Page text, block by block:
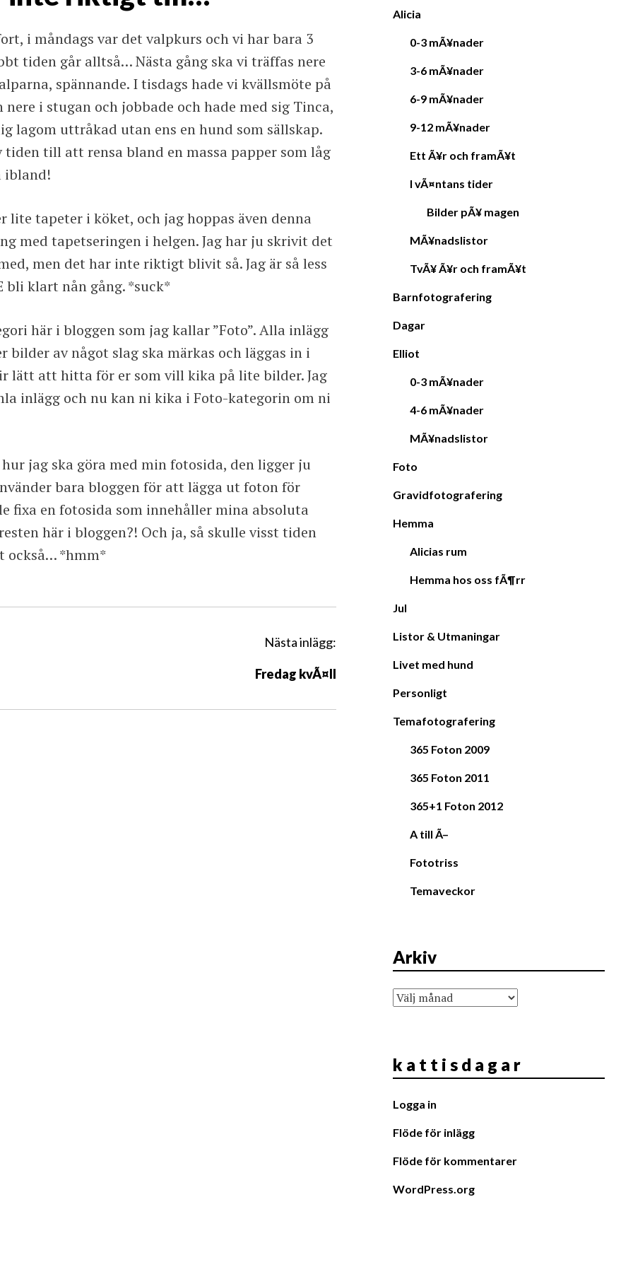
i måndags var det valpkurs och vi har bara 3
tiden går alltså… Nästa gång ska vi träffas nere
spännande. I tisdags hade vi kvällsmöte på
nere i stugan och jobbade och hade med sig Tinca,
lagom uttråkad utan ens en hund som sällskap.
tiden till att rensa bland en massa papper som låg
ibland!
lite tapeter i köket, och jag hoppas även denna
med tapetseringen i helgen. Jag har ju skrivit det
men det har inte riktigt blivit så. Jag är så less
bli klart nån gång. *suck*
här i bloggen som jag kallar ”Foto”. Alla inlägg
bilder av något slag ska märkas och läggas in i
lätt att hitta för er som vill kika på lite bilder. Jag
inlägg och nu kan ni kika i Foto-kategorin om ni
jag ska göra med min fotosida, den ligger ju
bara bloggen för att lägga ut foton för
fixa en fotosida som innehåller mina absoluta
här i bloggen?! Och ja, så skulle visst tiden
också… *hmm*
Nästa inlägg:
Fredag kvÃ¤ll
Alicia
0-3 mÃ¥nader
3-6 mÃ¥nader
6-9 mÃ¥nader
9-12 mÃ¥nader
Ett Ã¥r och framÃ¥t
I vÃ¤ntans tider
Bilder pÃ¥ magen
MÃ¥nadslistor
TvÃ¥ Ã¥r och framÃ¥t
Barnfotografering
Dagar
Elliot
0-3 mÃ¥nader
4-6 mÃ¥nader
MÃ¥nadslistor
Foto
Gravidfotografering
Hemma
Alicias rum
Hemma hos oss fÃ¶rr
Jul
Listor & Utmaningar
Livet med hund
Personligt
Temafotografering
365 Foton 2009
365 Foton 2011
365+1 Foton 2012
A till Ã–
Fototriss
Temaveckor
Arkiv
Arkiv
k a t t i s d a g a r
Logga in
Flöde för inlägg
Flöde för kommentarer
WordPress.org